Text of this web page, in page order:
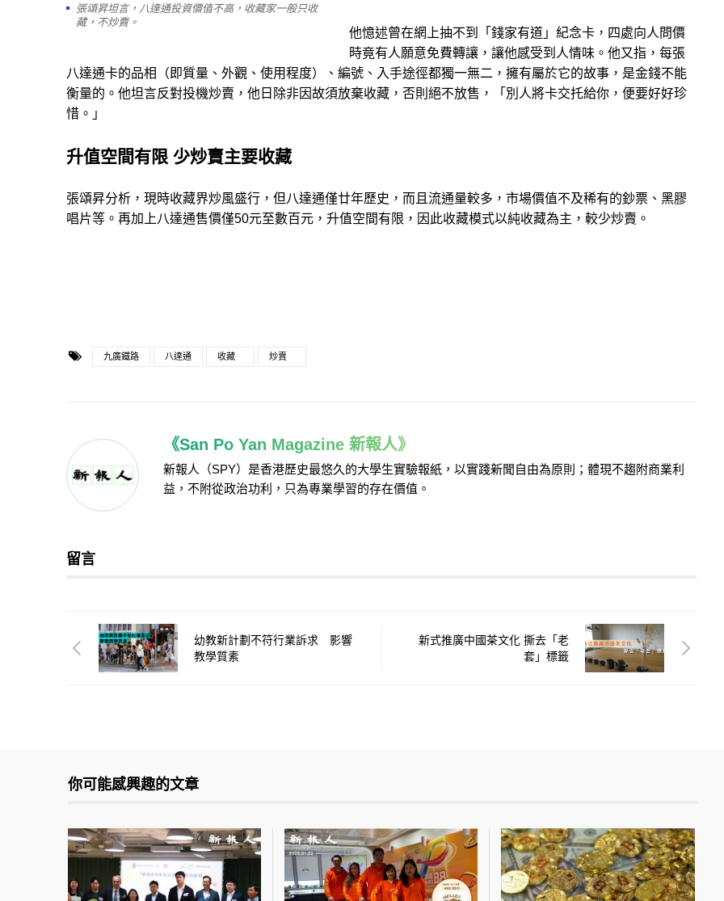
張頌昇坦言，八達通投資價值不高，收藏家一般只收
藏，不炒賣。
他憶述曾在網上抽不到「錢家有道」紀念卡，四處向人問價
時竟有人願意免費轉讓，讓他感受到人情味。他又指，每張
八達通卡的品相（即質量、外觀、使用程度）、編號、入手途徑都獨一無二，擁有屬於它的故事，是金錢不能
衡量的。他坦言反對投機炒賣，他日除非因故須放棄收藏，否則絕不放售，「別人將卡交托給你，便要好好珍
惜。」
升值空間有限 少炒賣主要收藏
張頌昇分析，現時收藏界炒風盛行，但八達通僅廿年歷史，而且流通量較多，市場價值不及稀有的鈔票、黑膠
唱片等。再加上八達通售價僅50元至數百元，升值空間有限，因此收藏模式以純收藏為主，較少炒賣。
九廣鐵路 八達通 收藏 炒賣
《San Po Yan Magazine 新報人》
新報人（SPY）是香港歷史最悠久的大學生實驗報紙，以實踐新聞自由為原則；體現不趨附商業利
益，不附從政治功利，只為專業學習的存在價值。
留言
幼教新計劃不符行業訴求 影響
教學質素
新式推廣中國茶文化 撕去「老
套」標籤
你可能感興趣的文章